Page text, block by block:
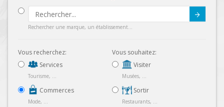
Rechercher une marque, un établissement...
Vous recherchez:
Services
Tourisme, ...
Commerces
Mode, ...
Vous souhaitez:
Visiter
Musées, ...
Sortir
Restaurants, ...